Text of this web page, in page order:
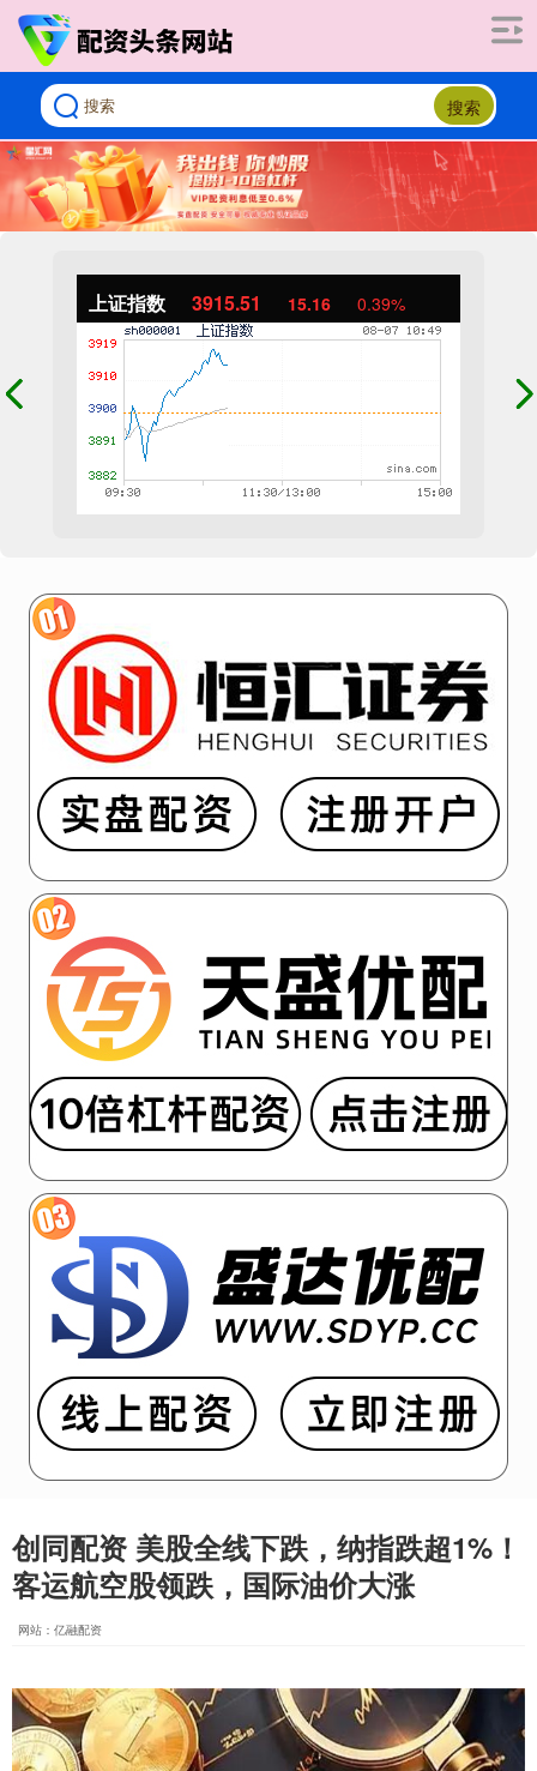
搜索
上证指数 3915.35 14.99 0.38%
创同配资 美股全线下跌，纳指跌超1%！
客运航空股领跌，国际油价大涨
网站：亿融配资